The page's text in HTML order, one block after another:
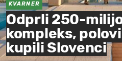
KVARNER
Odprli 250-
kompleks,
kupili Slovenci